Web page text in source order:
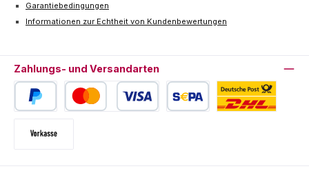
Garantiebedingungen
Informationen zur Echtheit von Kundenbewertungen
Zahlungs- und Versandarten